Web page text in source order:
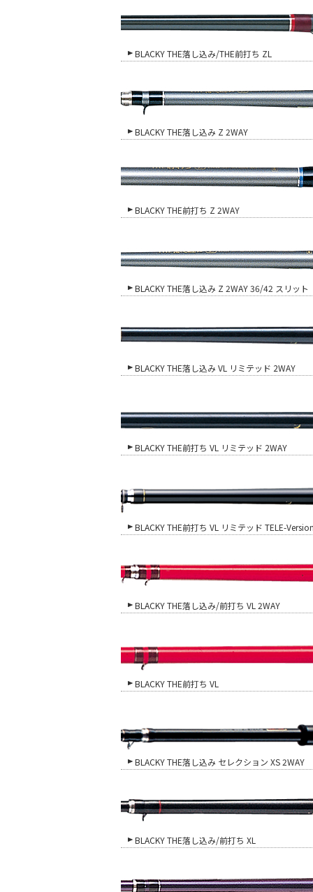
BLACKY THE落し込み/THE前打ち ZL
BLACKY THE落し込み Z 2WAY
BLACKY THE前打ち Z 2WAY
BLACKY THE落し込み Z 2WAY 36/42 スリット
BLACKY THE落し込み VL リミテッド 2WAY
BLACKY THE前打ち VL リミテッド 2WAY
BLACKY THE前打ち VL リミテッド TELE-
BLACKY THE落し込み/前打ち VL 2WAY
BLACKY THE前打ち VL
BLACKY THE落し込み セレクション XS 2WAY
BLACKY THE落し込み/前打ち XL